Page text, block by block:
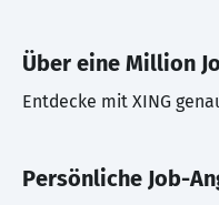
Über eine Million
Entdecke mit XING
Persönliche Job-